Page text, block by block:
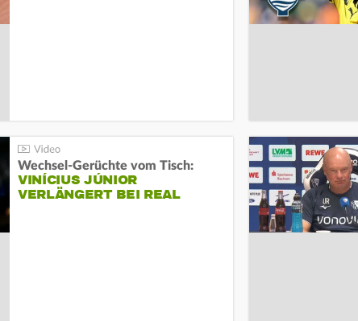
Wechsel-Gerüchte vom Tisch:
VINÍCIUS JÚNIOR
VERLÄNGERT BEI REAL